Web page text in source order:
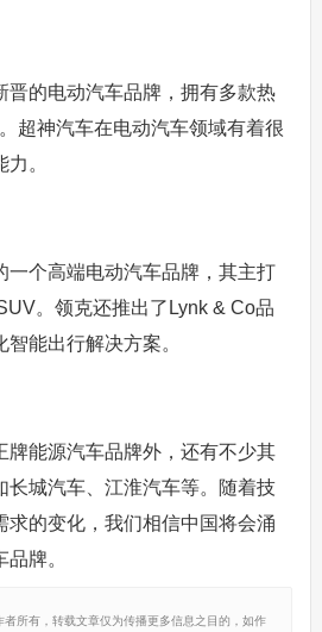
晋的电动汽车品牌，拥有多款热
超神汽车在电动汽车领域有着很
。
一个高端电动汽车品牌，其主打
。领克还推出了Lynk & Co品
能出行解决方案。
牌能源汽车品牌外，还有不少其
长城汽车、江淮汽车等。随着技
求的变化，我们相信中国将会涌
牌。
所有，转载文章仅为传播更多信息之目的，如作